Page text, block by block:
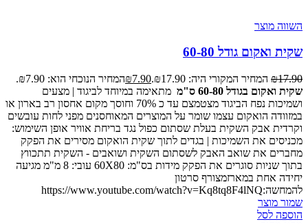
השווה מוצר
שקית ואקום גודל 60-80
₪17.90 המחיר המקורי היה: ₪17.90. ₪7.90
המחיר הנוכחי הוא: ₪7.90.
שקית ואקום בגודל 60-80 ס"מ
מתאימה במיוחד לביגוד | מצעים
ושמיכות נפח הביגוד מצטמצם עד כ 70% וחוסך מקום אחסון רב בארון או
במזוודה הואקום עצמו שומר על המוצרים המאוחסנים מפני לחות עובשים
וקרדית אבק השקית בעלת שסתום כפול נגד בריחת אוויר אופן השימוש:
מכניסים את השמיכות | בגדים לתוך שקית הואקום מסירים את הפקק
מחברים את שואב האבק לשסתום השקית ושואבים - השקית תתכווץ
בתוך שניות סוגרים את הפקק מידות בס"מ: 60X80 עובי: 8 מ"מ מגיעה
יחידה אחת במארזמצורף סרטון
להמחשה:https://www.youtube.com/watch?v=Kq8tq8F4lNQ
שמור מוצר
הוספה לסל